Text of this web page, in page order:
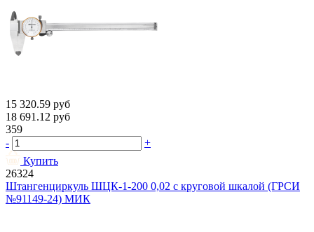
15 320.59 руб
18 691.12 руб
359
-
+
Купить
26324
Штангенциркуль ШЦК-1-200 0,02 с круговой шкалой (ГРСИ
№91149-24) МИК